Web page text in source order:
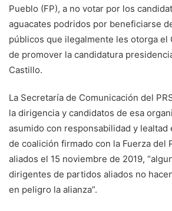
Pueblo (FP), a no votar por los
aguacates podridos por beneficiarse
públicos que ilegalmente les otorga el
de promover la candidatura
Castillo.
La Secretaría de Comunicación del
la dirigencia y candidatos de esa
asumido con responsabilidad y lealtad
de coalición firmado con la Fuerza del
aliados el 15 noviembre de 2019,
dirigentes de partidos aliados no
en peligro la alianza”.